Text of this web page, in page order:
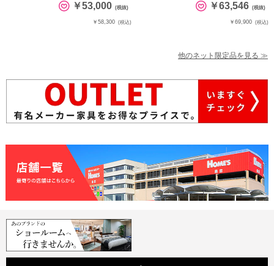
￥53,000 (税抜)
￥58,300 (税込)
￥63,546 (税抜)
￥69,900 (税込)
他のネット限定品を見る ≫